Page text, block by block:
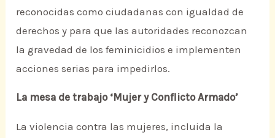
reconocidas como ciudadanas con igualdad de
derechos y para que las autoridades reconozcan
la gravedad de los feminicidios e implementen
acciones serias para impedirlos.
La mesa de trabajo ‘Mujer y Conflicto Armado’
La violencia contra las mujeres, incluida la